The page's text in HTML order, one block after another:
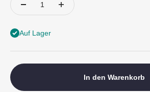
Auf Lager
In den Warenkorb